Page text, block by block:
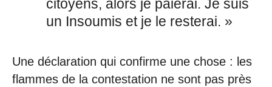
citoyens, alors je paierai. Je suis
un Insoumis et je le resterai. »
Une déclaration qui confirme une chose : les
flammes de la contestation ne sont pas près